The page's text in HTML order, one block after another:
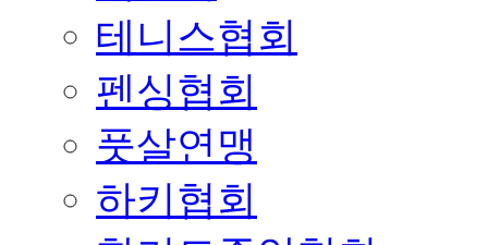
테니스협회
펜싱협회
풋살연맹
하키협회